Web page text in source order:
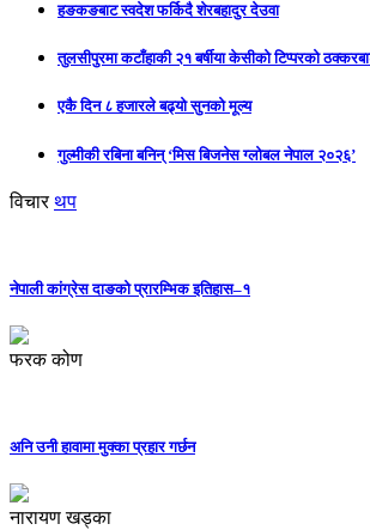
हङकङबाट स्वदेश फर्किदै शेरबहादुर देउवा
तुलसीपुरमा कटाँहाकी २१ बर्षीया केसीको टिप्परको
एकै दिन ८ हजारले बढ्यो सुनको मूल्य
गुल्मीकी रबिना बनिन् ‘मिस बिजनेस ग्लोबल नेपाल २०२६’
विचार थप
नेपाली कांग्रेस दाङको प्रारम्भिक इतिहास–१
फरक कोण
अनि उनी हावामा मुक्का प्रहार गर्छन
नारायण खड्का